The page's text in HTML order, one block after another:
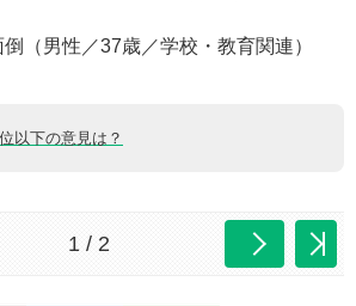
（男性／37歳／学校・教育関連）
以下の意見は？
1 / 2